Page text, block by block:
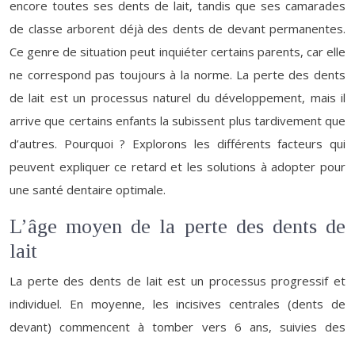
encore toutes ses dents de lait, tandis que ses camarades
de classe arborent déjà des dents de devant permanentes.
Ce genre de situation peut inquiéter certains parents, car elle
ne correspond pas toujours à la norme. La perte des dents
de lait est un processus naturel du développement, mais il
arrive que certains enfants la subissent plus tardivement que
d’autres. Pourquoi ? Explorons les différents facteurs qui
peuvent expliquer ce retard et les solutions à adopter pour
une santé dentaire optimale.
L’âge moyen de la perte des dents de
lait
La perte des dents de lait est un processus progressif et
individuel. En moyenne, les incisives centrales (dents de
devant) commencent à tomber vers 6 ans, suivies des